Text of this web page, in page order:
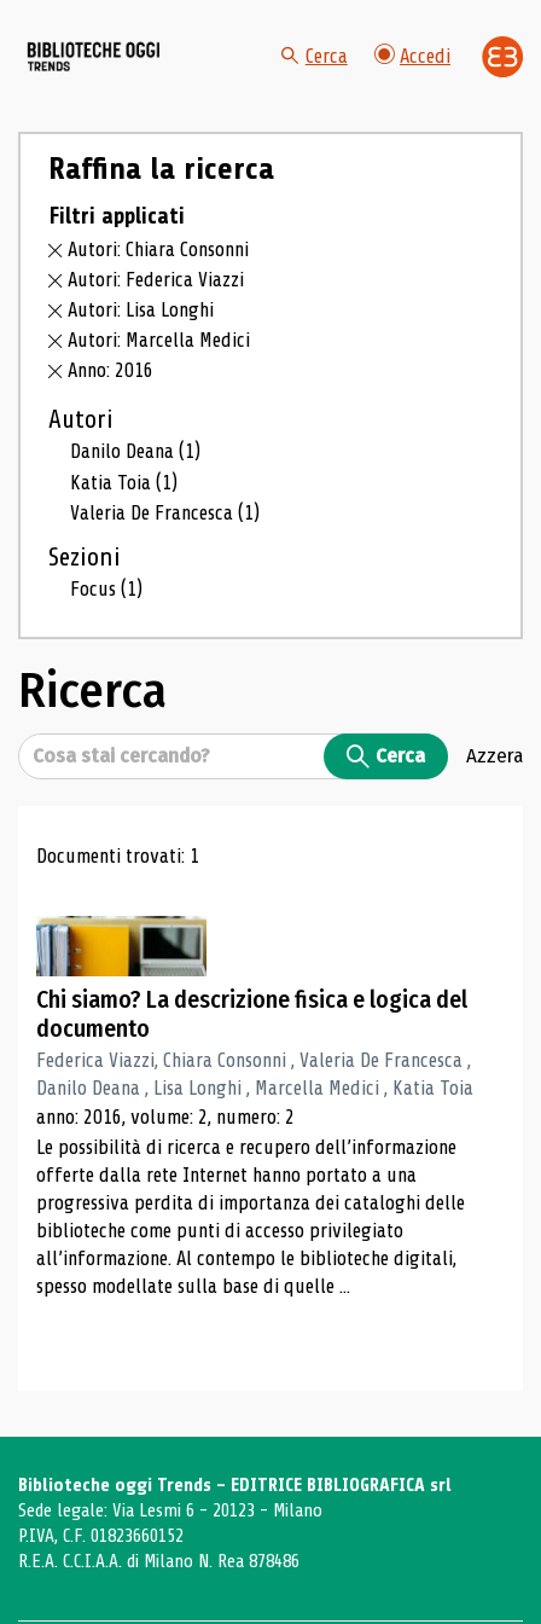
Cerca Accedi
Raffina la ricerca
Filtri applicati
Autori: Chiara Consonni
Autori: Federica Viazzi
Autori: Lisa Longhi
Autori: Marcella Medici
Anno: 2016
Autori
Danilo Deana(1)
Katia Toia(1)
Valeria De Francesca(1)
Sezioni
Focus(1)
Ricerca
Cerca Cerca Azzera
Risultati di ricerca
Documenti trovati: 1
Chi siamo? La descrizione fisica e logica del
documento
Federica Viazzi, Chiara Consonni , Valeria De Francesca ,
Danilo Deana , Lisa Longhi , Marcella Medici , Katia Toia
anno: 2016, volume: 2, numero: 2
Le possibilità di ricerca e recupero dell’informazione
offerte dalla rete Internet hanno portato a una
progressiva perdita di importanza dei cataloghi delle
biblioteche come punti di accesso privilegiato
all’informazione. Al contempo le biblioteche digitali,
spesso modellate sulla base di quelle ...
Biblioteche oggi Trends - EDITRICE BIBLIOGRAFICA srl
Sede legale: Via Lesmi 6 - 20123 - Milano
P.IVA, C.F. 01823660152
R.E.A. C.C.I.A.A. di Milano N. Rea 878486